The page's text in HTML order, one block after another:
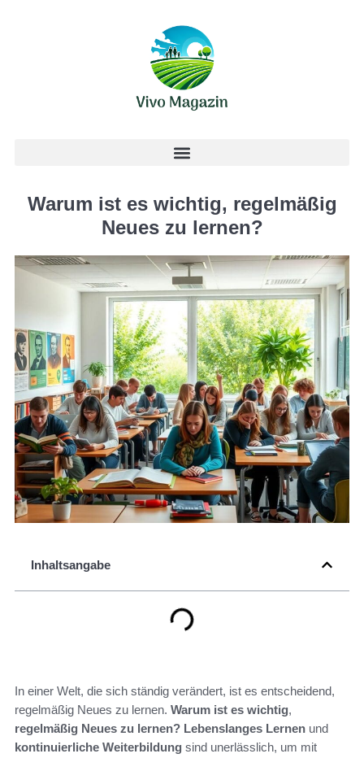
Warum ist es wichtig, regelmäßig
Neues zu lernen?
Inhaltsangabe
In einer Welt, die sich ständig verändert, ist es entscheidend,
regelmäßig Neues zu lernen. Warum ist es wichtig,
regelmäßig Neues zu lernen? Lebenslanges Lernen und
kontinuierliche Weiterbildung sind unerlässlich, um mit